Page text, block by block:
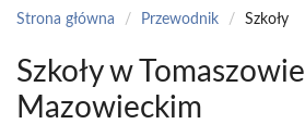
Strona główna / Przewodnik / Szkoły
Szkoły w Tomaszowie
Mazowieckim